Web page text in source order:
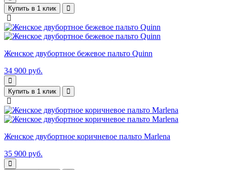
Купить в 1 клик
Женское двубортное бежевое пальто Quinn
34 900 руб.
Купить в 1 клик
Женское двубортное коричневое пальто Marlena
35 900 руб.